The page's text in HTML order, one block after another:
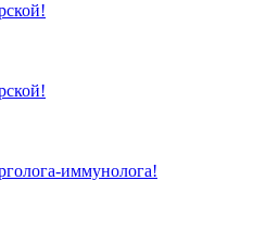
иммунолога!